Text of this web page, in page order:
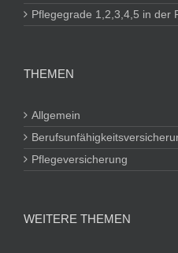
Pflegegrade 1,2,3,4,5 in der
THEMEN
Allgemein
Pflegeversicherung
WEITERE THEMEN